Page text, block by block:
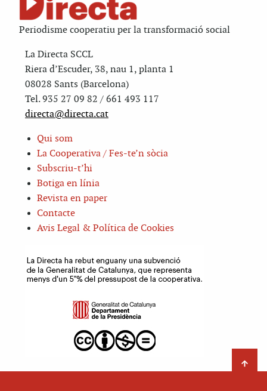
Periodisme cooperatiu per la transformació social
La Directa SCCL
Riera d’Escuder, 38, nau 1, planta 1
08028 Sants (Barcelona)
Tel. 935 27 09 82 / 661 493 117
directa@directa.cat
Qui som
La Cooperativa / Fes-te’n sòcia
Subscriu-t’hi
Botiga en línia
Revista en paper
Contacte
Avis Legal & Política de Cookies